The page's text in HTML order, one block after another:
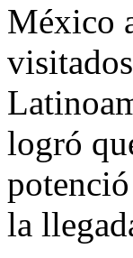
México
logró
la